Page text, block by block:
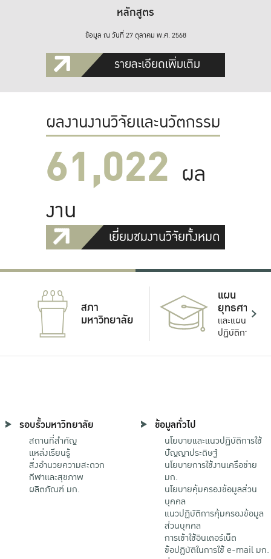
หลักสูตร
ข้อมูล ณ วันที่ 27 ตุลาคม พ.ศ. 2568
รายละเอียดเพิ่มเติม
ผลงานงานวิจัยและนวัตกรรม
61,022 ผล
งาน
เยี่ยมชมงานวิจัยทั้งหมด
สภา
มหาวิทยาลัย
แผน
ยุทธศาสตร์
และแผน
ปฏิบัติการ
รอบรั้วมหาวิทยาลัย
สถานที่สำคัญ
แหล่งเรียนรู้
สิ่งอำนวยความสะดวก
กีฬาและสุขภาพ
ผลิตภัณฑ์ มก.
ข้อมูลทั่วไป
นโยบายและแนวปฏิบัติการใช้
ปัญญาประดิษฐ์
นโยบายการใช้งานเครือข่าย
มก.
นโยบายคุ้มครองข้อมูลส่วน
บุคคล
แนวปฏิบัติการคุ้มครองข้อมูล
ส่วนบุคคล
การเข้าใช้อินเตอร์เน็ต
ข้อปฏิบัติในการใช้ e-mail มก.